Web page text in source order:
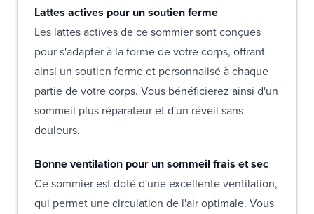
Lattes actives pour un soutien ferme
Les lattes actives de ce sommier sont conçues
pour s'adapter à la forme de votre corps, offrant
ainsi un soutien ferme et personnalisé à chaque
partie de votre corps. Vous bénéficierez ainsi d'un
sommeil plus réparateur et d'un réveil sans
douleurs.
Bonne ventilation pour un sommeil frais et sec
Ce sommier est doté d'une excellente ventilation,
qui permet une circulation de l'air optimale. Vous